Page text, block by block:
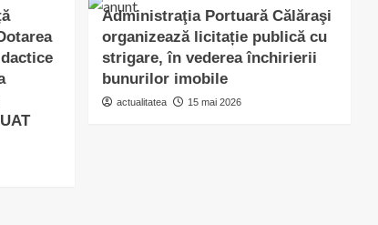
Administraţia Portuară Călăraşi
organizează licitație publică cu
strigare, în vederea închirierii
bunurilor imobile
actualitatea 15 mai 2026